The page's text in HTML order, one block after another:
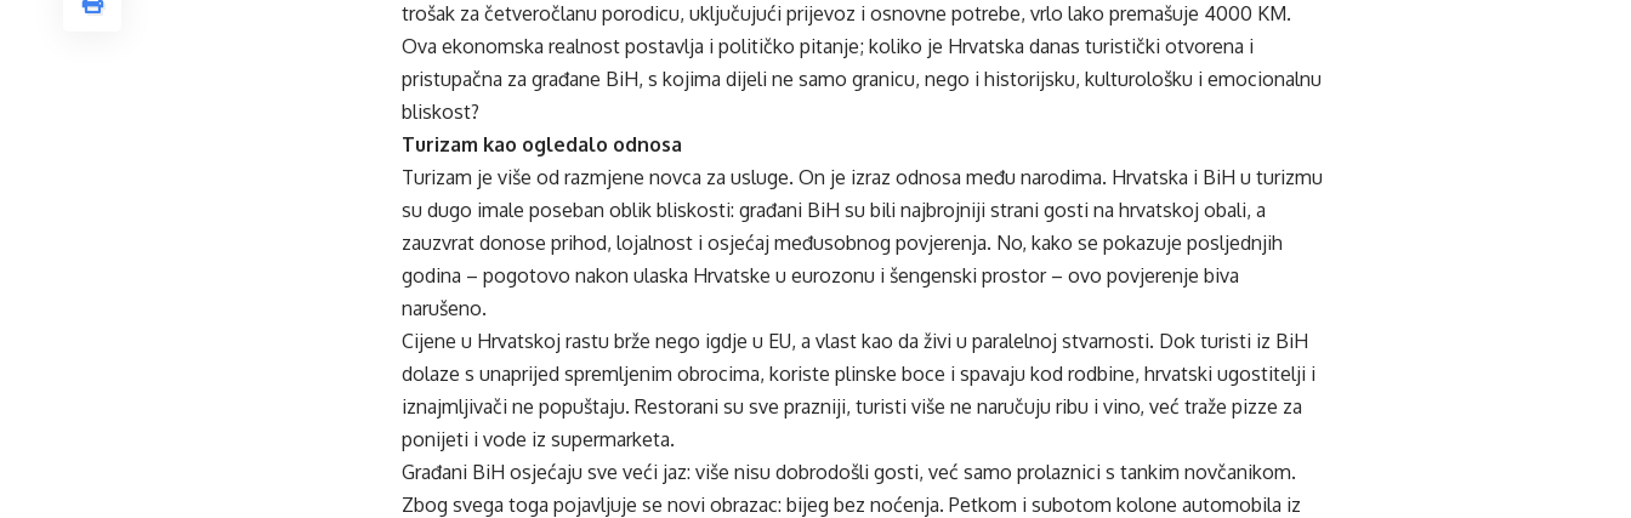
trošak za četveročlanu porodicu, uključujući prijevoz i osnovne potrebe, vrlo lako premašuje 4000 KM.
Ova ekonomska realnost postavlja i političko pitanje; koliko je Hrvatska danas turistički otvorena i
pristupačna za građane BiH, s kojima dijeli ne samo granicu, nego i historijsku, kulturološku i emocionalnu
bliskost?
Turizam kao ogledalo odnosa
Turizam je više od razmjene novca za usluge. On je izraz odnosa među narodima. Hrvatska i BiH u turizmu
su dugo imale poseban oblik bliskosti: građani BiH su bili najbrojniji strani gosti na hrvatskoj obali, a
zauzvrat donose prihod, lojalnost i osjećaj međusobnog povjerenja. No, kako se pokazuje posljednjih
godina – pogotovo nakon ulaska Hrvatske u eurozonu i šengenski prostor – ovo povjerenje biva
narušeno.
Cijene u Hrvatskoj rastu brže nego igdje u EU, a vlast kao da živi u paralelnoj stvarnosti. Dok turisti iz BiH
dolaze s unaprijed spremljenim obrocima, koriste plinske boce i spavaju kod rodbine, hrvatski ugostitelji i
iznajmljivači ne popuštaju. Restorani su sve prazniji, turisti više ne naručuju ribu i vino, već traže pizze za
ponijeti i vode iz supermarketa.
Građani BiH osjećaju sve veći jaz: više nisu dobrodošli gosti, već samo prolaznici s tankim novčanikom.
Zbog svega toga pojavljuje se novi obrazac: bijeg bez noćenja. Petkom i subotom kolone automobila iz